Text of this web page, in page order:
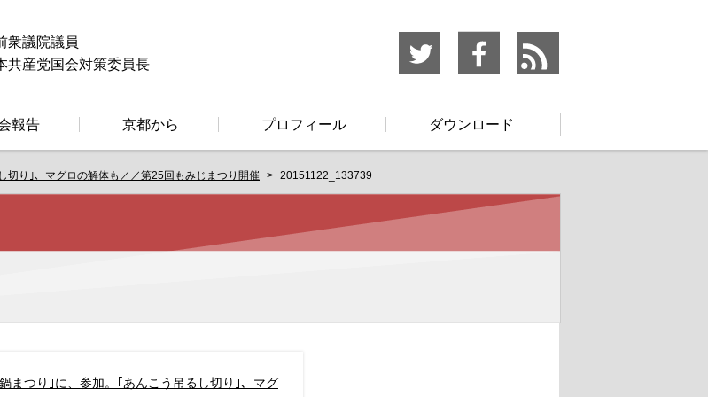
衆議院議員
共産党国会対策委員長
報告 京都から プロフィール ダウンロード
切り｣、マグロの解体も／／第25回もみじまつり開催 20151122_133739
まつり｣に、参加。｢あんこう吊るし切り｣、マグ